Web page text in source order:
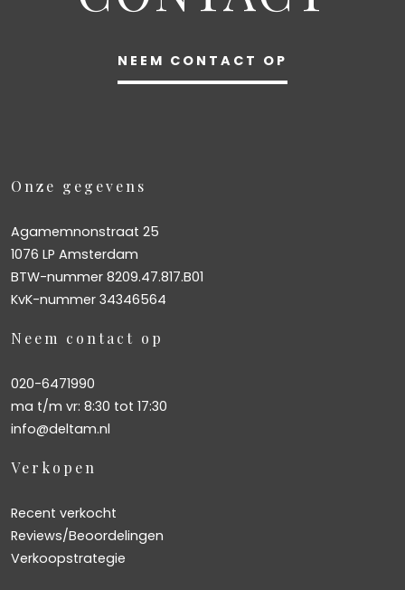
NEEM CONTACT OP
Onze gegevens
Agamemnonstraat 25
1076 LP Amsterdam
BTW-nummer 8209.47.817.B01
KvK-nummer 34346564
Neem contact op
020-6471990
ma t/m vr: 8:30 tot 17:30
info@deltam.nl
Verkopen
Recent verkocht
Reviews/Beoordelingen
Verkoopstrategie